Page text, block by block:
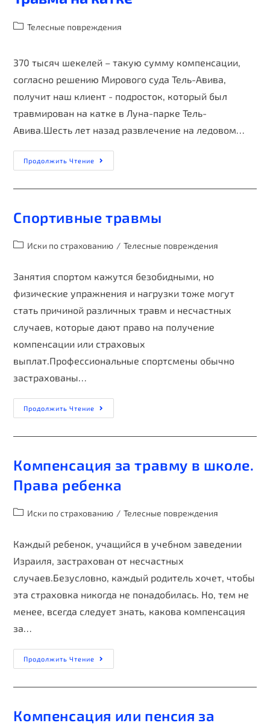
Телесные повреждения
370 тысяч шекелей – такую сумму компенсации,
согласно решению Мирового суда Тель-Авива,
получит наш клиент - подросток, который был
травмирован на катке в Луна-парке Тель-
Авива.Шесть лет назад развлечение на ледовом…
Продолжить Чтение
Спортивные травмы
Иски по страхованию / Телесные повреждения
Занятия спортом кажутся безобидными, но
физические упражнения и нагрузки тоже могут
стать причиной различных травм и несчастных
случаев, которые дают право на получение
компенсации или страховых
выплат.Профессиональные спортсмены обычно
застрахованы…
Продолжить Чтение
Компенсация за травму в школе.
Права ребенка
Иски по страхованию / Телесные повреждения
Каждый ребенок, учащийся в учебном заведении
Израиля, застрахован от несчастных
случаев.Безусловно, каждый родитель хочет, чтобы
эта страховка никогда не понадобилась. Но, тем не
менее, всегда следует знать, какова компенсация
за…
Продолжить Чтение
Компенсация или пенсия за